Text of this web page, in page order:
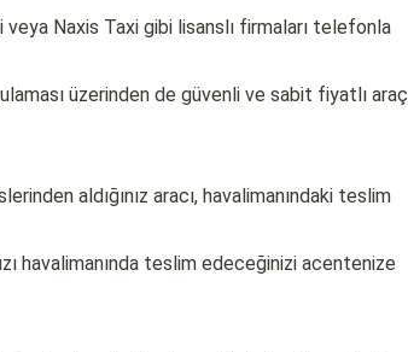
Naxis Taxi gibi lisanslı firmaları telefonla
üzerinden de güvenli ve sabit fiyatlı araç
aldığınız aracı, havalimanındaki teslim
havalimanında teslim edeceğinizi acentenize